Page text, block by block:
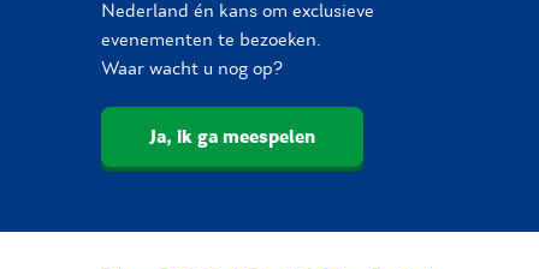
Nederland én kans om exclusieve
evenementen te bezoeken.
Waar wacht u nog op?
Ja, ik ga meespelen